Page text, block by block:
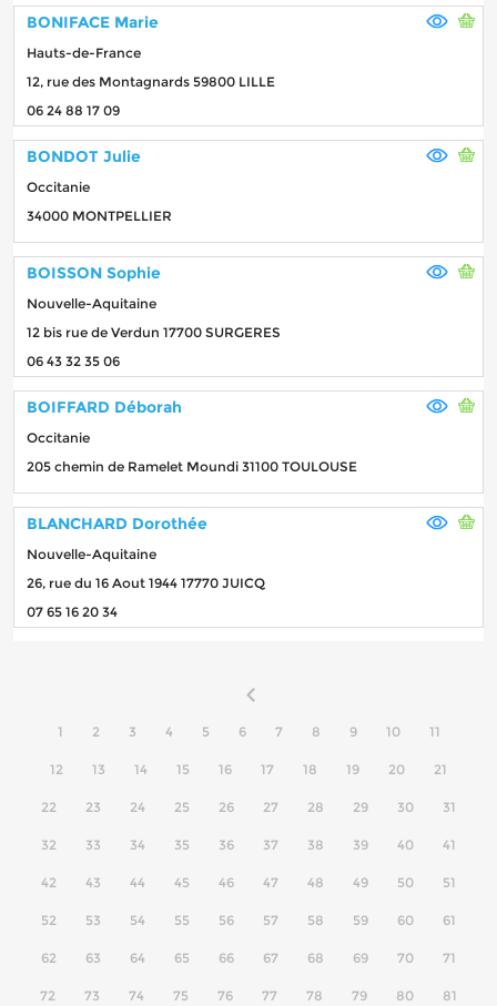
BONIFACE Marie
Hauts-de-France
12, rue des Montagnards 59800 LILLE
06 24 88 17 09
BONDOT Julie
Occitanie
34000 MONTPELLIER
BOISSON Sophie
Nouvelle-Aquitaine
12 bis rue de Verdun 17700 SURGERES
06 43 32 35 06
BOIFFARD Déborah
Occitanie
205 chemin de Ramelet Moundi 31100 TOULOUSE
BLANCHARD Dorothée
Nouvelle-Aquitaine
26, rue du 16 Aout 1944 17770 JUICQ
07 65 16 20 34
1 2 3 4 5 6 7 8 9 10 11
12 13 14 15 16 17 18 19 20 21
22 23 24 25 26 27 28 29 30 31
32 33 34 35 36 37 38 39 40 41
42 43 44 45 46 47 48 49 50 51
52 53 54 55 56 57 58 59 60 61
62 63 64 65 66 67 68 69 70 71
72 73 74 75 76 77 78 79 80 81